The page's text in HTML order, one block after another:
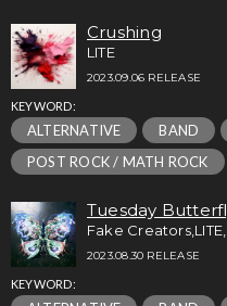
Crushing
LITE
2023.09.06 RELEASE
KEYWORD:
ALTERNATIVE BAND
POST ROCK / MATH ROCK
Tuesday
Fake
2023.08.30 RELEASE
KEYWORD: